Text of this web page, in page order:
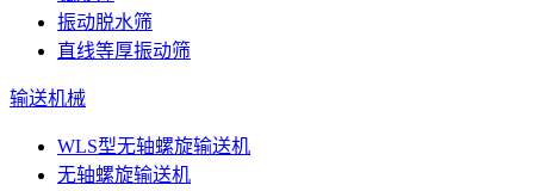
振动脱水筛
直线等厚振动筛
输送机械
WLS型无轴螺旋输送机
无轴螺旋输送机